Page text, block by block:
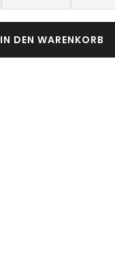
IN DEN WARENKORB